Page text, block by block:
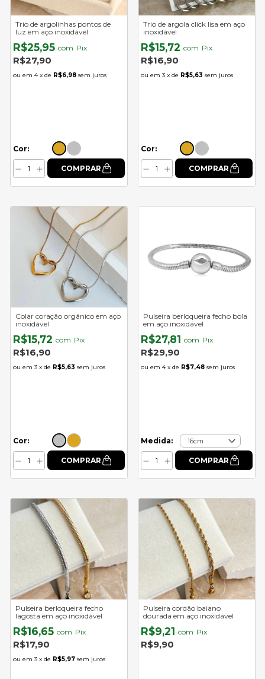
Trio de argolinhas pontos de
luz em aço inoxidável
R$25,95 com Pix
R$27,90
4 x de R$6,98 sem juros
Cor:
Trio de argola click lisa em aço
inoxidável
R$15,72 com Pix
R$16,90
3 x de R$5,63 sem juros
Cor:
Colar coração orgânico em aço
inoxidável
R$15,72 com Pix
R$16,90
3 x de R$5,63 sem juros
Cor:
Pulseira berloqueira fecho bola
em aço inoxidável
R$27,81 com Pix
R$29,90
4 x de R$7,48 sem juros
Medida:
Pulseira berloqueira fecho
lagosta em aço inoxidável
R$16,65 com Pix
R$17,90
3 x de R$5,97 sem juros
Pulseira cordão baiano
dourada em aço inoxidável
R$9,21 com Pix
R$9,90